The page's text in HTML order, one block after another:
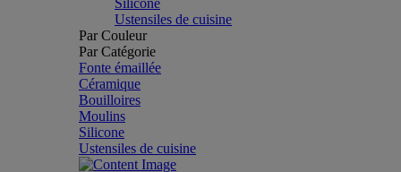
Silicone
Ustensiles de cuisine
Par Couleur
Par Catégorie
Fonte émaillée
Céramique
Bouilloires
Moulins
Silicone
Ustensiles de cuisine